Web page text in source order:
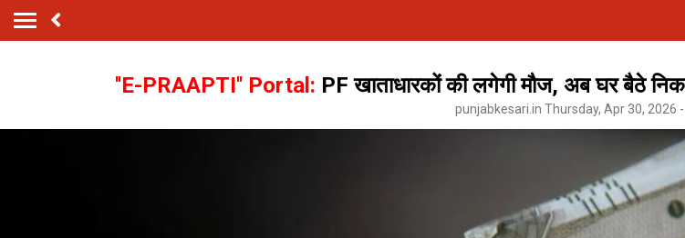
''E-PRAAPTI'' Portal: PF खाताधारकों की लगेगी मौज, अब घर बैठे
punjabkesari.in Thursday, Apr 30, 2026